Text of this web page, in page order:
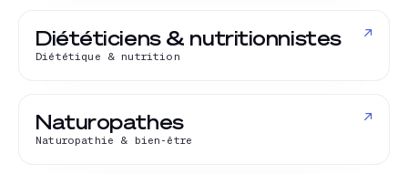
Diététiciens & nutritionnistes
Diététique & nutrition
↗
Naturopathes
Naturopathie & bien-être
↗